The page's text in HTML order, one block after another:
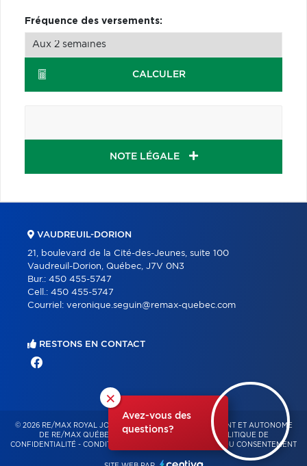
Fréquence des versements:
CALCULER
NOTE LÉGALE
×
Avez-vous des
questions?
VAUDREUIL-DORION
21, boulevard de la Cité-des-Jeunes, suite 100
Vaudreuil-Dorion, Québec, J7V 0N3
Bur.: 450 455-5747
Cell.: 450 455-5747
Courriel: veronique.seguin@remax-quebec.com
RESTONS EN CONTACT
© 2026 RE/MAX ROYAL JORDAN – FRANCHISÉ INDÉPENDANT ET AUTONOME
DE RE/MAX QUÉBEC – TOUS DROITS RÉSERVÉS -POLITIQUE DE
CONFIDENTIALITÉ - CONDITIONS D'UTILISATION GESTION DU CONSENTEMENT